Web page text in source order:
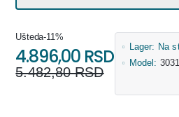
Ušteda-11%
4.896,00 RSD
5.482,80 RSD
Lager: Na
Model: